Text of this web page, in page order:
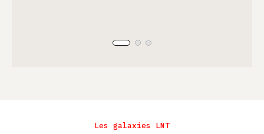
Les galaxies LNT